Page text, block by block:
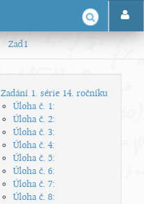
Zad1
Zadání 1. série 14. ročníku
Úloha č. 1:
Úloha č. 2:
Úloha č. 3:
Úloha č. 4:
Úloha č. 5:
Úloha č. 6:
Úloha č. 7:
Úloha č. 8: